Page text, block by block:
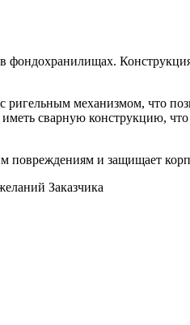
механизмом, что
сварную конструкцию,
повреждениям и защищает
Заказчика